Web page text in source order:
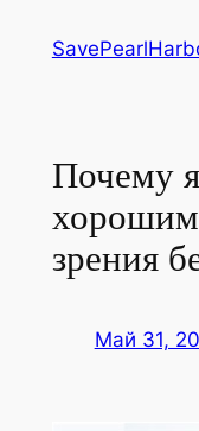
Почему
зрения
Май 31,